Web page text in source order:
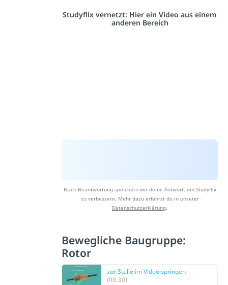
Studyflix vernetzt: Hier ein Video aus einem
anderen Bereich
Nach Beantwortung speichern wir deine Antwort, um Studyflix
zu verbessern. Mehr dazu erfährst du in unserer
Datenschutzerklärung.
Bewegliche Baugruppe:
Rotor
zur Stelle im Video springen
(00:30)